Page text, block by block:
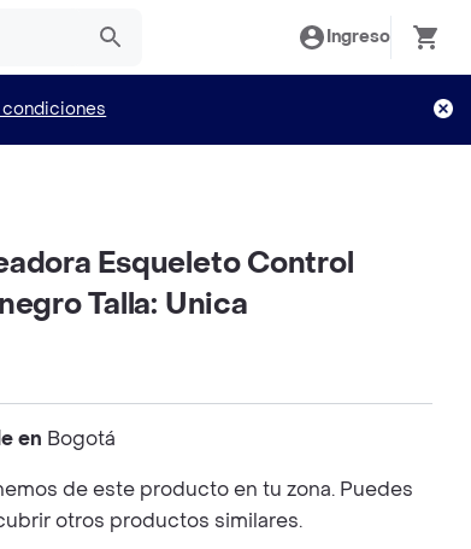
Ingreso
Esqueleto Control
Talla: Unica
en Bogotá
de este producto en tu zona. Puedes
otros productos similares.